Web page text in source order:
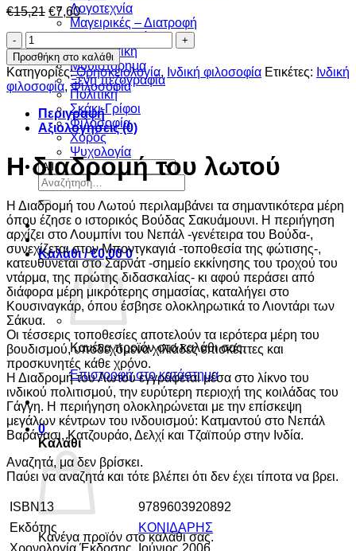
Λογοτεχνία
Μαγειρικές – Διατροφή
Μελλοντολογία
Μεταφυσική
Μυθιστόρημα
Ξένη πεζογραφία
Πολιτική
Σκάκι-Γρίφοι
Φιλοσοφία
Χορός
Ψυχολογία
Αναζήτηση
για:
Καλάθι /€0,00 0
Κανένα προϊόν στο καλάθι σας.
Επιστροφή στο κατάστημα
0
Καλάθι
Κανένα προϊόν στο καλάθι σας.
€15,21 Original
price
€15,21.
€7,60Η
τρέχουσα
είναι:
€7,60.
Η
διαδρομή
του
λωτού
ποσότητα
Προσθήκη στο καλάθι
Κατηγορίες:Θρησκειολογία, Ινδική φιλοσοφία Ετικέτες: Ινδική
φιλοσοφία,Φιλοσοφία
Περιγραφή
Αξιολογήσεις (0)
Η διαδρομή του λωτού
Η Διαδρομή του Λωτού περιλαμβάνει τα σημαντικότερα μέρη
όπου έζησε ο ιστορικός Βούδας Σακυάμουνι. Η περιήγηση
αρχίζει στο Λουμπίνι του Νεπάλ -γενέτειρα του Βούδα-,
συνεχίζεται στον Μποντγκαγιά -τοποθεσία της φώτισης-,
κατευθύνεται στο Σαρνάτ -σημείο εκκίνησης του τροχού του
ντάρμα, της πρώτης διδασκαλίας- κι αφού περάσει από
διάφορα μέρη μικρότερης σημασίας, καταλήγει στο
Κουσιναγκάρ, όπου έσβησε ολοκληρωτικά το Λιοντάρι των
Σάκυα.
Οι τέσσερις τοποθεσίες αποτελούν τα ιερότερα μέρη του
βουδισμού, υποδεχόμενα χιλιάδες επισκέπτες και
προσκυνητές κάθε χρόνο.
Η Διαδρομή του Λωτού εγγράφεται μέσα στο λίκνο του
ινδικού πολιτισμού, την ευρύτερη περιοχή της κοιλάδας του
Γάγγη. Η περιήγηση ολοκληρώνεται με την επίσκεψη
μεγάλων κέντρων του ινδουισμού: Κατμαντού στο Νεπάλ
Βαράνασι, Κατζουράο, Δελχί και Τζαϊπούρ στην Ινδία.
Αναζητά, μα δεν βρίσκει.
Παύει να αναζητά και τότε βλέπει ότι δεν έχει τίποτα να βρει.
ISBN13
9789603920892
Εκδότης
ΚΟΝΙΔΑΡΗΣ
Χρονολογία Έκδοσης
Ιούνιος 2006